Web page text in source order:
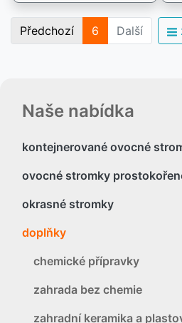
Naše nabídka
kontejnerované ovocné
ovocné stromky
okrasné stromky
doplňky
chemické přípravky
zahrada bez chemie
zahradní keramika a
Předchozí 6 Další